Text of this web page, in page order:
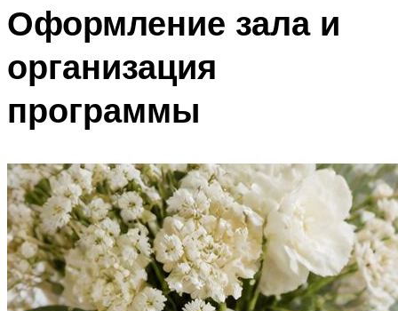
Оформление зала и
организация
программы